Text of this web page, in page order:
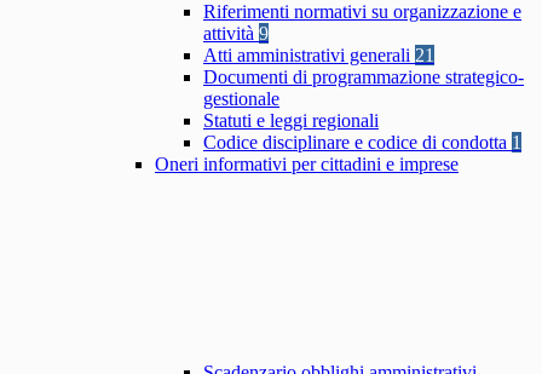
Riferimenti normativi su organizzazione e
attività 9
Atti amministrativi generali 21
Documenti di programmazione strategico-
gestionale
Statuti e leggi regionali
Codice disciplinare e codice di condotta 1
Oneri informativi per cittadini e imprese